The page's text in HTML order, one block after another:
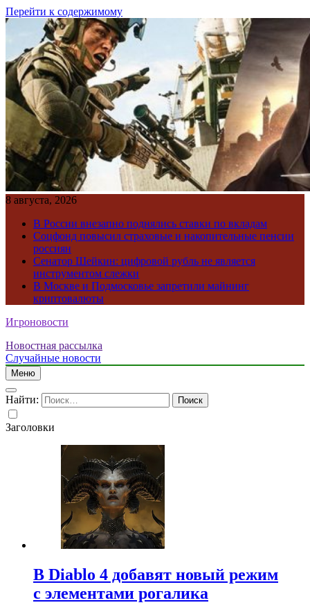
Перейти к содержимому
8 августа, 2026
В России внезапно поднялись ставки по вкладам
Соцфонд повысил страховые и накопительные пенсии
россиян
Сенатор Шейкин: цифровой рубль не является
инструментом слежки
В Москве и Подмосковье запретили майнинг
криптовалюты
Игроновости
Новостная рассылка
Случайные новости
Меню
Найти:
Заголовки
В Diablo 4 добавят новый режим
с элементами рогалика